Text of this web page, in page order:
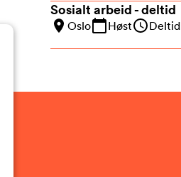
Sosialt arbeid - deltid
Oslo Høst Deltid